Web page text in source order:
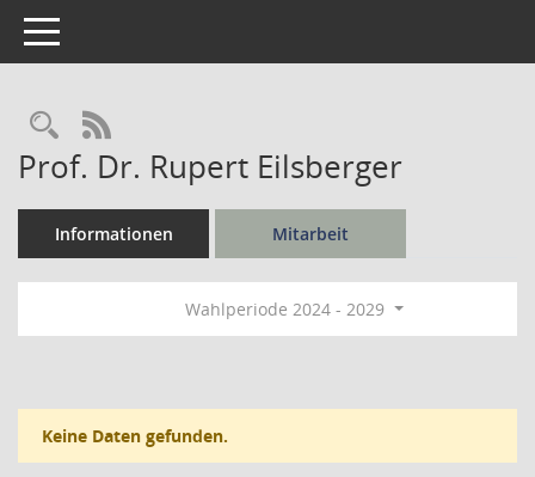
Toggle navigation
Rechercheauswahl
RSS-Feed
Prof. Dr. Rupert Eilsberger
Informationen Mitarbeit
Wahlperiode 2024 - 2029
Keine Daten gefunden.